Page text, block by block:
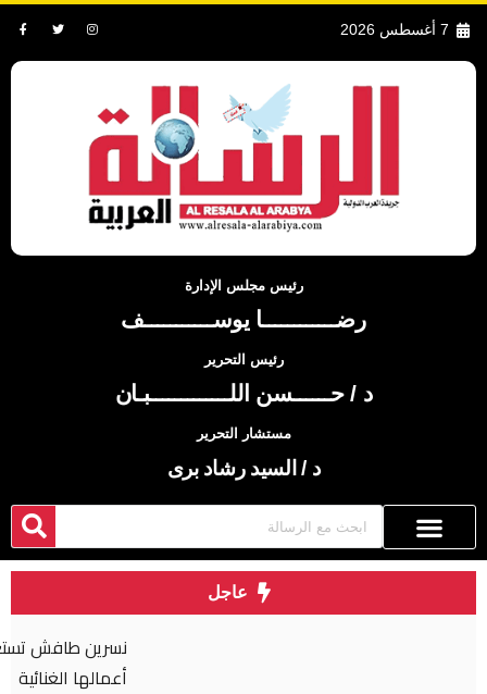
7 أغسطس 2026
رئيس مجلس الإدارة
رضــــــــــــا يوســـــــــــف
رئيس التحرير
د / حــــــسن اللـــــــــــــبـان
مستشار التحرير
د / السيد رشاد برى
عاجل
نسرين طافش تستعيد «الروقان» من كواليس أحدث